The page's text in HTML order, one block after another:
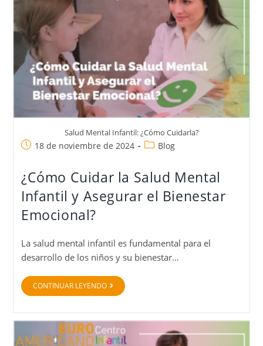
Salud Mental Infantil: ¿Cómo Cuidarla?
18 de noviembre de 2024 Blog
¿Cómo Cuidar la Salud Mental
Infantil y Asegurar el Bienestar
Emocional?
La salud mental infantil es fundamental para el
desarrollo de los niños y su bienestar…
CONTINUAR LEYENDO